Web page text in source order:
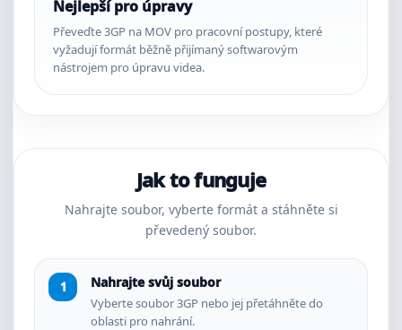
Nejlepší pro úpravy
Převeďte 3GP na MOV pro pracovní postupy, které
vyžadují formát běžně přijímaný softwarovým
nástrojem pro úpravu videa.
Jak to funguje
Nahrajte soubor, vyberte formát a stáhněte si
převedený soubor.
Nahrajte svůj soubor
Vyberte soubor 3GP nebo jej přetáhněte do
oblasti pro nahrání.